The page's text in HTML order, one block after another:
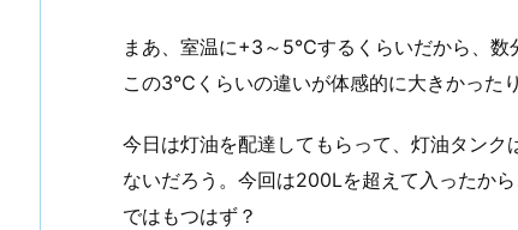
まあ、室温に+3～5℃するくらいだから、数
この3℃くらいの違いが体感的に大きかったり
今日は灯油を配達してもらって、灯油タン
ないだろう。今回は200Lを超えて入ったか
ではもつはず？